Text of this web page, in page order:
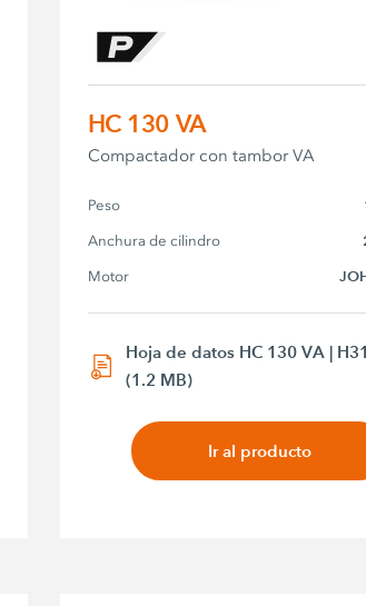
HC 130 VA
Compactador con tambor VA
Peso
Anchura de cilindro
Motor
Hoja de datos HC 130 VA |
(1.2 MB)
Ir al producto